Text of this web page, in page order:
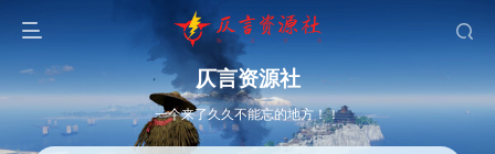
仄言资源社
一个来了久久不能忘的地方！！